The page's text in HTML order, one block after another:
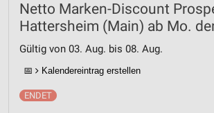
Netto Marken-Discount
Hattersheim (Main) ab Mo.
Gültig von 03. Aug. bis 08. Aug.
📅 Kalendereintrag erstellen